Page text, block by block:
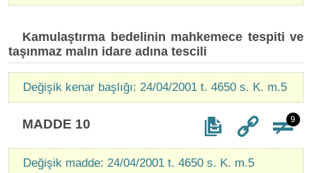
Kamulaştırma bedelinin mahkemece tespiti ve
taşınmaz malın idare adına tescili
Değişik kenar başlığı: 24/04/2001 t. 4650 s. K. m.5
MADDE 10 9
Değişik madde: 24/04/2001 t. 4650 s. K. m.5